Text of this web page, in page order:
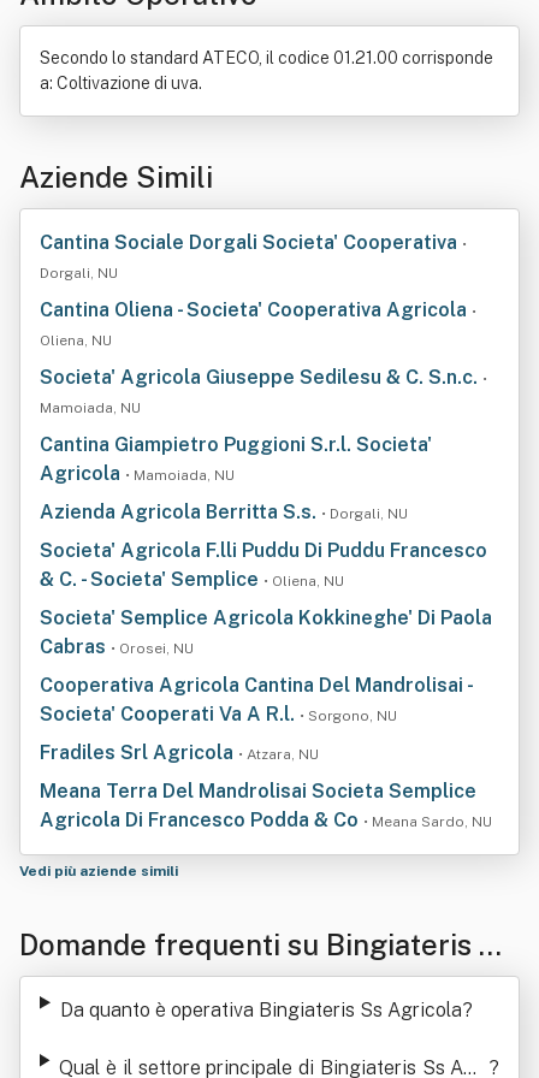
Carignano del Sulcis
Secondo lo standard ATECO, il codice 01.21.00 corrisponde
a: Coltivazione di uva.
Aziende Simili
Cantina Sociale Dorgali Societa' Cooperativa •
Dorgali, NU
Cantina Oliena - Societa' Cooperativa Agricola •
Oliena, NU
Societa' Agricola Giuseppe Sedilesu & C. S.n.c. •
Mamoiada, NU
Cantina Giampietro Puggioni S.r.l. Societa'
Agricola • Mamoiada, NU
Azienda Agricola Berritta S.s. • Dorgali, NU
Societa' Agricola F.lli Puddu Di Puddu Francesco
& C. - Societa' Semplice • Oliena, NU
Societa' Semplice Agricola Kokkineghe' Di Paola
Cabras • Orosei, NU
Cooperativa Agricola Cantina Del Mandrolisai -
Societa' Cooperati Va A R.l. • Sorgono, NU
Fradiles Srl Agricola • Atzara, NU
Meana Terra Del Mandrolisai Societa Semplice
Agricola Di Francesco Podda & Co • Meana Sardo, NU
Vedi più aziende simili
Domande frequenti su Bingiateris Ss
Agricola
Da quanto è operativa Bingiateris Ss Agricola?
Qual è il settore principale di Bingiateris Ss Agri ?